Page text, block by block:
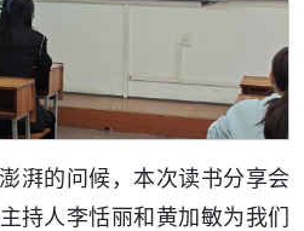
湃的问候，本次读书分享会
持人李恬丽和黄加敏为我们